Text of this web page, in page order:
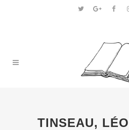
TINSEAU,